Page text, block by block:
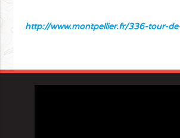
http://www.montpellier.fr/336-tour-